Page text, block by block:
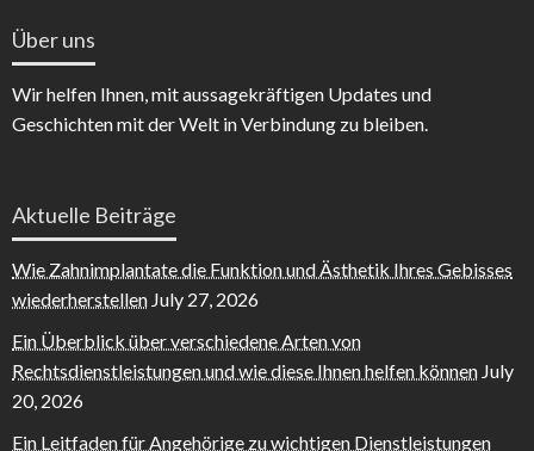
Über uns
Wir helfen Ihnen, mit aussagekräftigen Updates und
Geschichten mit der Welt in Verbindung zu bleiben.
Aktuelle Beiträge
Wie Zahnimplantate die Funktion und Ästhetik Ihres Gebisses
wiederherstellen July 27, 2026
Ein Überblick über verschiedene Arten von
Rechtsdienstleistungen und wie diese Ihnen helfen können July
20, 2026
Ein Leitfaden für Angehörige zu wichtigen Dienstleistungen